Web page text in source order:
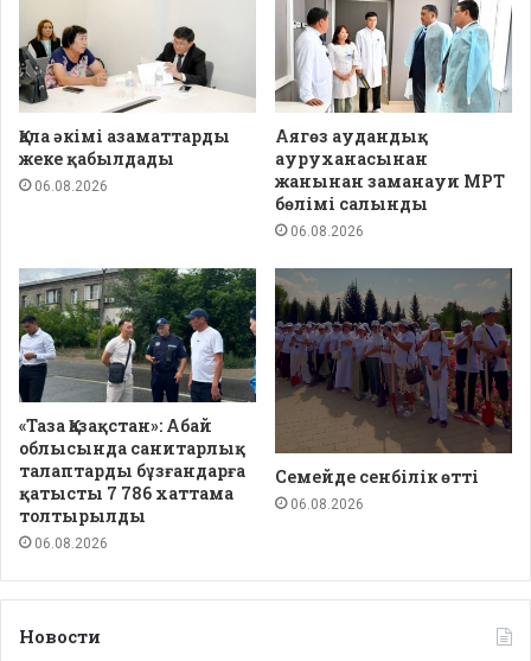
Қала әкімі азаматтарды
жеке қабылдады
06.08.2026
Аягөз аудандық
ауруханасынан
жанынан заманауи МРТ
бөлімі салынды
06.08.2026
«Таза Қазақстан»: Абай
облысында санитарлық
талаптарды бұзғандарға
қатысты 7 786 хаттама
толтырылды
06.08.2026
Семейде сенбілік өтті
06.08.2026
Новости